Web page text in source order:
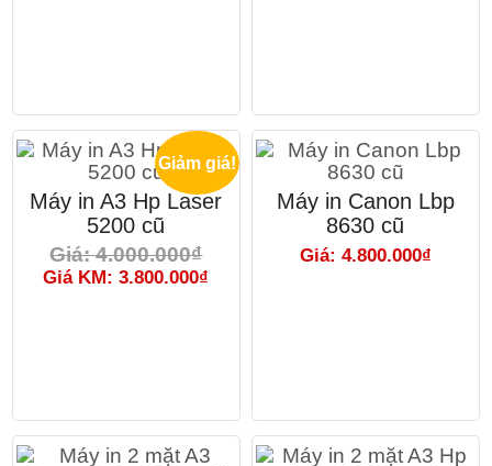
Giảm giá!
Máy in A3 Hp Laser
5200 cũ
Giá: 4.000.000₫
Giá KM: 3.800.000₫
Máy in Canon Lbp
8630 cũ
Giá: 4.800.000₫